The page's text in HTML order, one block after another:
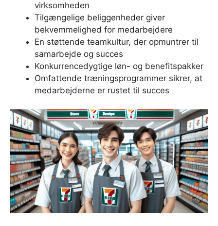
virksomheden
Tilgængelige beliggenheder giver
bekvemmelighed for medarbejdere
En støttende teamkultur, der opmuntrer til
samarbejde og succes
Konkurrencedygtige løn- og benefitspakker
Omfattende træningsprogrammer sikrer, at
medarbejderne er rustet til succes